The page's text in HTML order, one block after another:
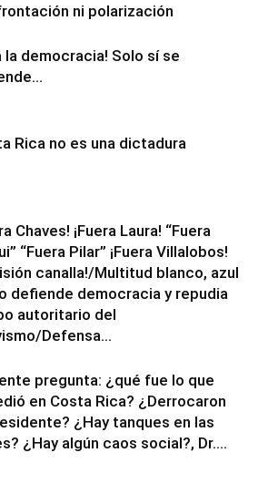
ni polarización
la democracia! Solo sí se
Rica no es una dictadura
Chaves! ¡Fuera Laura! “Fuera
“Fuera Pilar” ¡Fuera Villalobos!
canalla!/Multitud blanco, azul
defiende democracia y repudia
autoritario del
Defensa...
pregunta: ¿qué fue lo que
en Costa Rica? ¿Derrocaron
¿Hay tanques en las
¿Hay algún caos social?, Dr....